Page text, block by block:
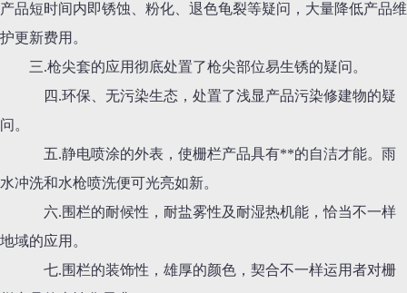
产品短时间内即锈蚀、粉化、退色龟裂等疑问，大量降低产品维
护更新费用。
三.枪尖套的应用彻底处置了枪尖部位易生锈的疑问。
四.环保、无污染生态，处置了浅显产品污染修建物的疑
问。
五.静电喷涂的外表，使栅栏产品具有**的自洁才能。雨
水冲洗和水枪喷洗便可光亮如新。
六.围栏的耐候性，耐盐雾性及耐湿热机能，恰当不一样
地域的应用。
七.围栏的装饰性，雄厚的颜色，契合不一样运用者对栅